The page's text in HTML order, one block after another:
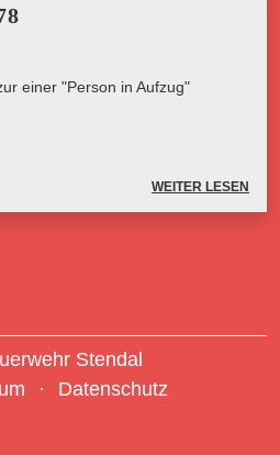
einer "Person in Aufzug"
WEITER LESEN
Stendal
Datenschutz